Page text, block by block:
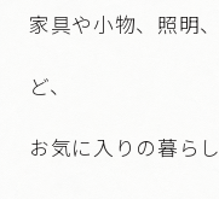
家具や小物、照明
ど、
お気に入りの暮ら